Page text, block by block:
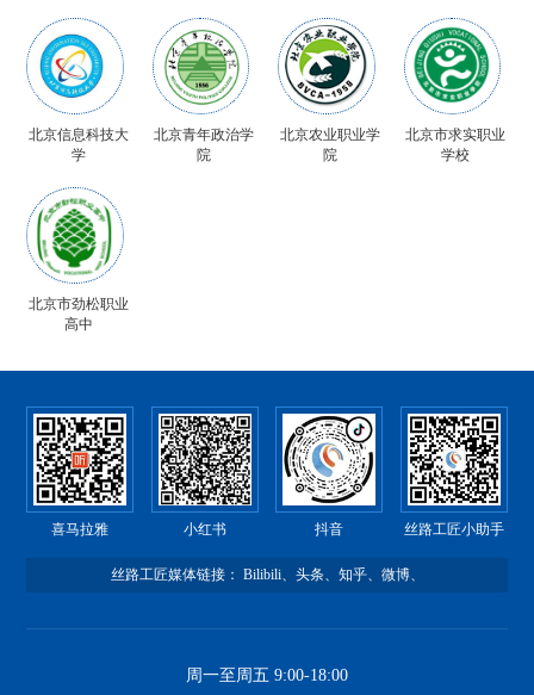
北京信息科技大
学
北京青年政治学
院
北京农业职业学
院
北京市求实职业
学校
北京市劲松职业
高中
喜马拉雅 小红书 抖音 丝路工匠小助手
丝路工匠媒体链接： Bilibili、 头条、 知乎、 微博、
周一至周五 9:00-18:00